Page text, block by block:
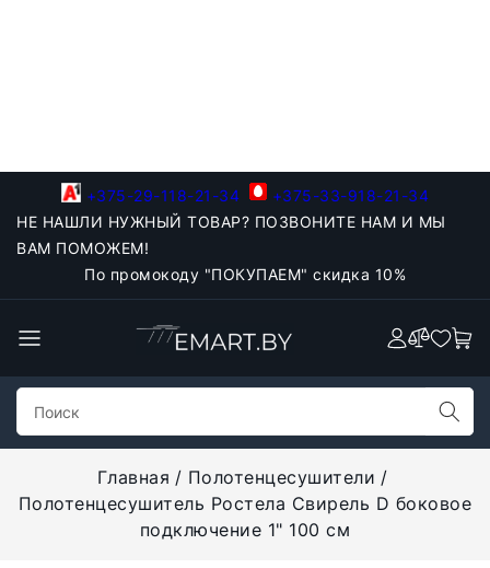
+375-29-118-21-34
+375-33-918-21-34
НЕ НАШЛИ НУЖНЫЙ ТОВАР? ПОЗВОНИТЕ НАМ И МЫ
ВАМ ПОМОЖЕМ!
По промокоду "ПОКУПАЕМ" скидка 10%
Главная
Полотенцесушители
Полотенцесушитель Ростела Свирель D боковое
подключение 1" 100 см